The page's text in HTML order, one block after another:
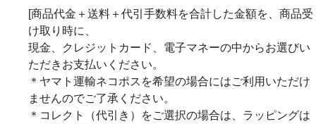
[商品代金＋送料＋代引手数料を合計した金額を、商品受
け取り時に、
現金、クレジットカード、電子マネーの中からお選びい
ただきお支払いください。
＊ヤマト運輸ネコポスを希望の場合にはご利用いただけ
ませんのでご了承ください。
＊コレクト（代引き）をご選択の場合は、ラッピングは